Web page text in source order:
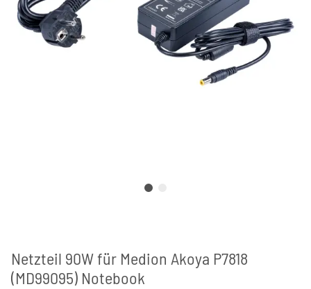
Netzteil 90W für Medion Akoya P7818
(MD99095) Notebook